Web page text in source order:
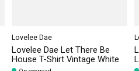
Lovelee Dae
Lovelee Dae Let There Be
House T-Shirt Vintage White